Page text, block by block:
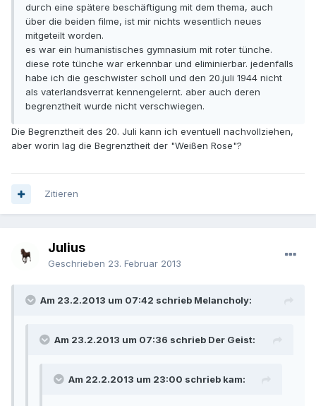
durch eine spätere beschäftigung mit dem thema, auch
über die beiden filme, ist mir nichts wesentlich neues
mitgeteilt worden.
es war ein humanistisches gymnasium mit roter tünche.
diese rote tünche war erkennbar und eliminierbar. jedenfalls
habe ich die geschwister scholl und den 20.juli 1944 nicht
als vaterlandsverrat kennengelernt. aber auch deren
begrenztheit wurde nicht verschwiegen.
Die Begrenztheit des 20. Juli kann ich eventuell nachvollziehen,
aber worin lag die Begrenztheit der "Weißen Rose"?
Zitieren
Julius
Geschrieben 23. Februar 2013
Am 23.2.2013 um 07:42 schrieb Melancholy:
Am 23.2.2013 um 07:36 schrieb Der Geist:
Am 22.2.2013 um 23:00 schrieb kam: